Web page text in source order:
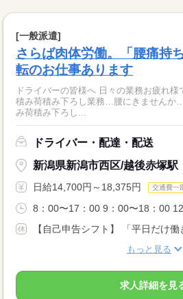
[一般派遣]
さらば肉体労働。「腰痛持
転のお仕事あります
ドライバーの皆様へ 日々の業務お疲れ様です。 1日に何度もある、
積み荷積み下ろし業務…腰にきませんか…？ アズスタッフなら
み荷積み下ろし...
ドライバー・配達・配送
新潟県新潟市西区/越後赤塚駅
日給14,700円～18,375円 交通費一
8：00〜17：00 9：00〜18：00
【自己申告シフト】 「平日だけ
もっと見る
求人詳細を見